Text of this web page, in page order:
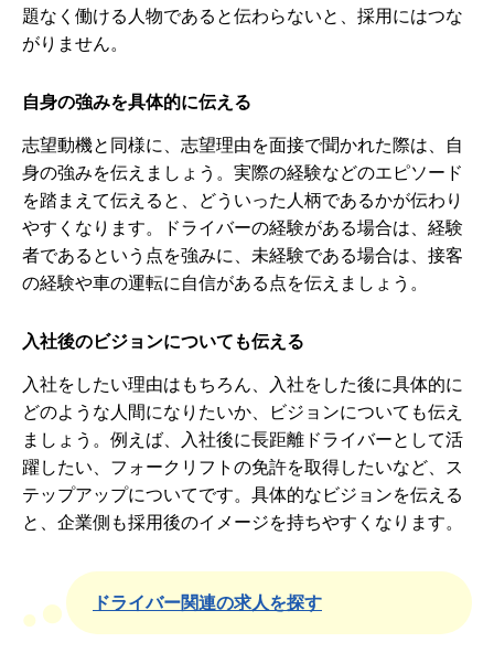
題なく働ける人物であると伝わらないと、採用にはつな
がりません。
自身の強みを具体的に伝える
志望動機と同様に、志望理由を面接で聞かれた際は、自
身の強みを伝えましょう。実際の経験などのエピソード
を踏まえて伝えると、どういった人柄であるかが伝わり
やすくなります。ドライバーの経験がある場合は、経験
者であるという点を強みに、未経験である場合は、接客
の経験や車の運転に自信がある点を伝えましょう。
入社後のビジョンについても伝える
入社をしたい理由はもちろん、入社をした後に具体的に
どのような人間になりたいか、ビジョンについても伝え
ましょう。例えば、入社後に長距離ドライバーとして活
躍したい、フォークリフトの免許を取得したいなど、ス
テップアップについてです。具体的なビジョンを伝える
と、企業側も採用後のイメージを持ちやすくなります。
ドライバー関連の求人を探す